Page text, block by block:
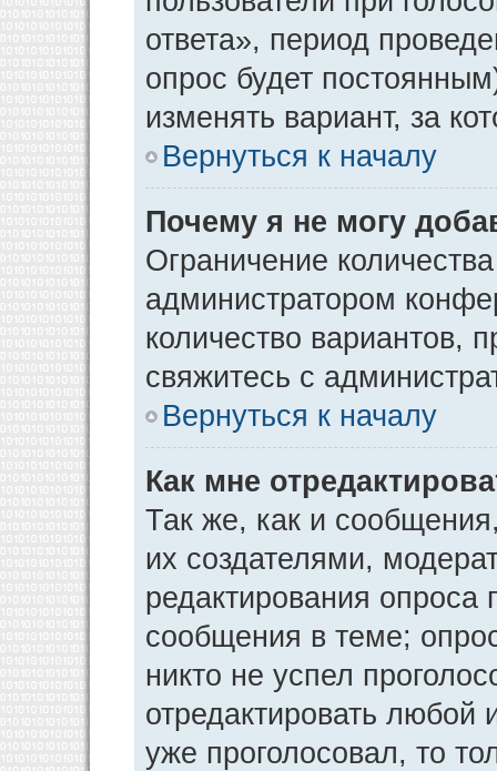
ответа», период
опрос будет
изменять вариант, за
Вернуться к началу
Почему я не могу
Ограничение
администратором
количество вариантов,
свяжитесь с
Вернуться к началу
Как мне
Так же, как и
их создателями,
редактирования опроса
сообщения в теме;
никто не успел
отредактировать любой
уже проголосовал, то